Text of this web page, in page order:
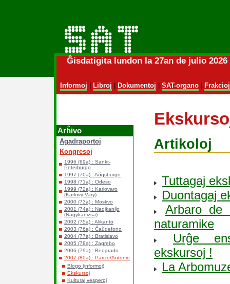
Ĝisdatigita lundon la 27an de julio
Informoj Libroj Dokumentoj SAT-organo| Frakcioj
Arĥivo
Agadraportoj
Kongresoj
1996 (69a) : Sankt-
Peterburgo
1997 (70a) : Aŭgsburgo
1998 (71a) : Odeso
1999 (72a) : Karlovaro
(Karlovy Vary)
2000 (73a) : Moskvo
2001 (74a) : Nadjkaniĵo
(Nagykanizsa)
2002 (75a) : Alikanto
2003 (76a) : Ĉaŭdefono
2004 (77a) : Bratislavo
2005 (78a) : Zagrebo
2006 (79a) : Beogrado
2007 (80a) : Parizo/Antonio
Blogo (informoj)
Ekskursoj
Kulturaj vesperoj
Artikoloj
Tuttagaj
Duontagaj
Arbaro de
naturamike
Urĝe
ekskursoj !
La